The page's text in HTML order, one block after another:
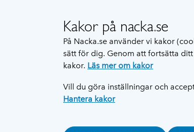
Kakor på nacka.se
På Nacka.se använder vi kakor
sätt för dig. Genom att fortsätta
kakor. Läs mer om kakor
Vill du göra inställningar och
Hantera kakor